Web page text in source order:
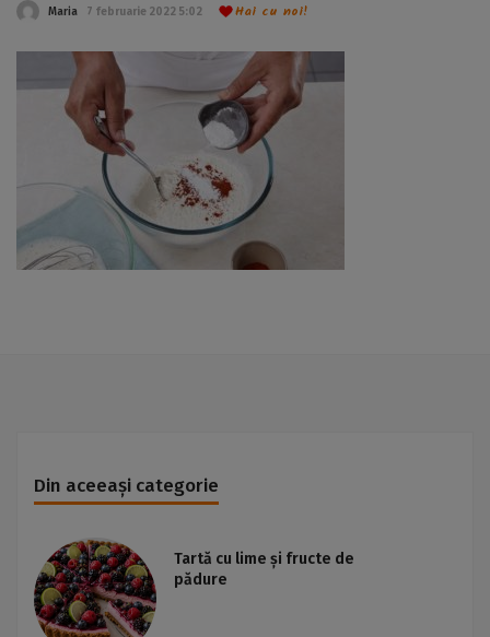
Maria 7 februarie 2022 5:02 Hai cu noi!
Din aceeași categorie
Tartă cu lime și fructe de
pădure